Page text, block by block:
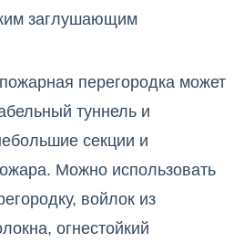
заглушающим
перегородка может
туннель и
секции и
Можно использовать
войлок из
огнестойкий